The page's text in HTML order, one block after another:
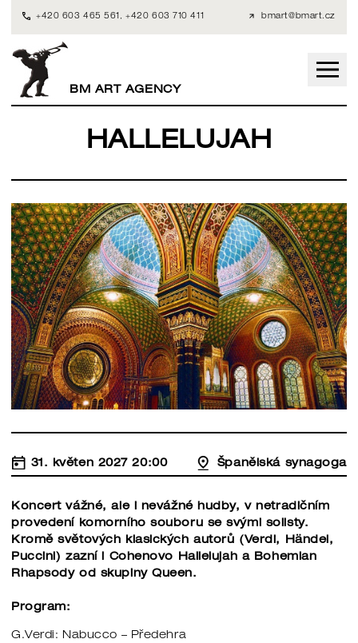
+420 603 465 561 , +420 603 710 411 bmart@bmart.cz
BM ART AGENCY
HALLELUJAH
31. květen 2027 20:00 Španělská synagoga
Koncert vážné, ale i nevážné hudby, v netradičním
provedení komorního souboru se svými solisty.
Kromě světových klasických autorů (Verdi, Händel,
Puccini) zazní i Cohenovo Hallelujah a Bohemian
Rhapsody od skupiny Queen.
Program:
G.Verdi: Nabucco – Předehra